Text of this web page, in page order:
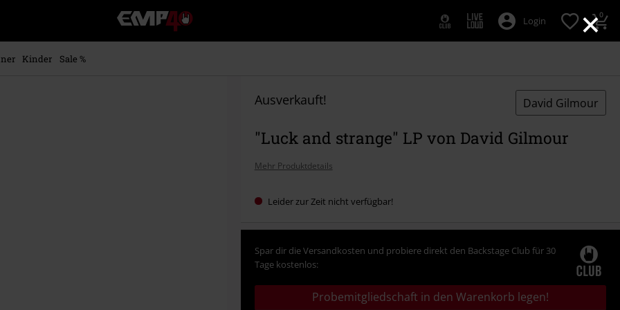
×
EMP
Merchandise
-
Login 0
Kinder
Sale %
Ausverkauft! David Gilmour
"Luck and strange" LP von David Gilmour
Mehr Produktdetails
Leider zur Zeit nicht verfügbar!
Spar dir die Versandkosten und probiere direkt den Backstage Club für 30
Tage kostenlos:
Probemitgliedschaft in den Warenkorb legen!